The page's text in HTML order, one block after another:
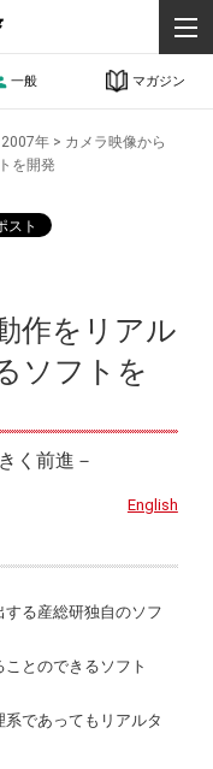
一般 マガジン
2007年 > カメラ映像から
を開発
作をリアル
ソフトを
く前進－
English
る産総研独自のソフ
とのできるソフト
系であってもリアルタ